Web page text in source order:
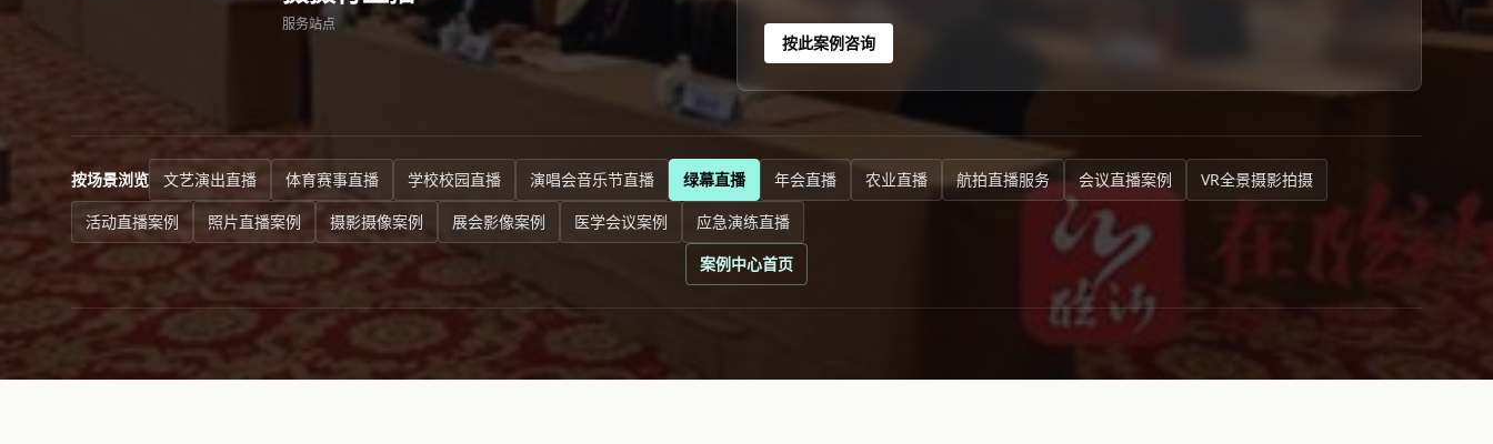
服务站点
按此案例咨询
按场景浏览 文艺演出直播 体育赛事直播 学校校园直播 演唱会音乐节直播 绿幕直播 年会直播 农业直播 航拍直播服务 会议直播案例
VR全景摄影拍摄
活动直播案例
照片直播案例 摄影摄像案例 展会影像案例 医学会议案例
应急演练直播
案例中心首页